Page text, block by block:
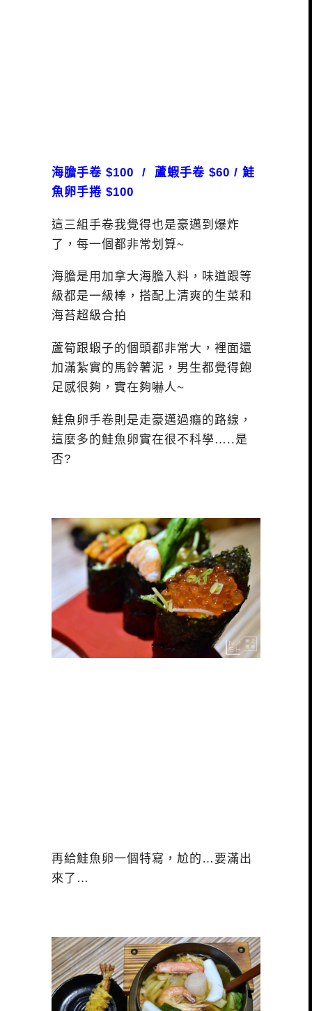
海膽手卷 $100 / 蘆蝦手卷 $60 / 鮭
魚卵手捲 $100
這三組手卷我覺得也是豪邁到爆炸
了，每一個都非常划算~
海膽是用加拿大海膽入料，味道跟等
級都是一級棒，搭配上清爽的生菜和
海苔超級合拍
蘆筍跟蝦子的個頭都非常大，裡面還
加滿紮實的馬鈴薯泥，男生都覺得飽
足感很夠，實在夠嚇人~
鮭魚卵手卷則是走豪邁過癮的路線，
這麼多的鮭魚卵實在很不科學…..是
否?
再給鮭魚卵一個特寫，尬的…要滿出
來了…